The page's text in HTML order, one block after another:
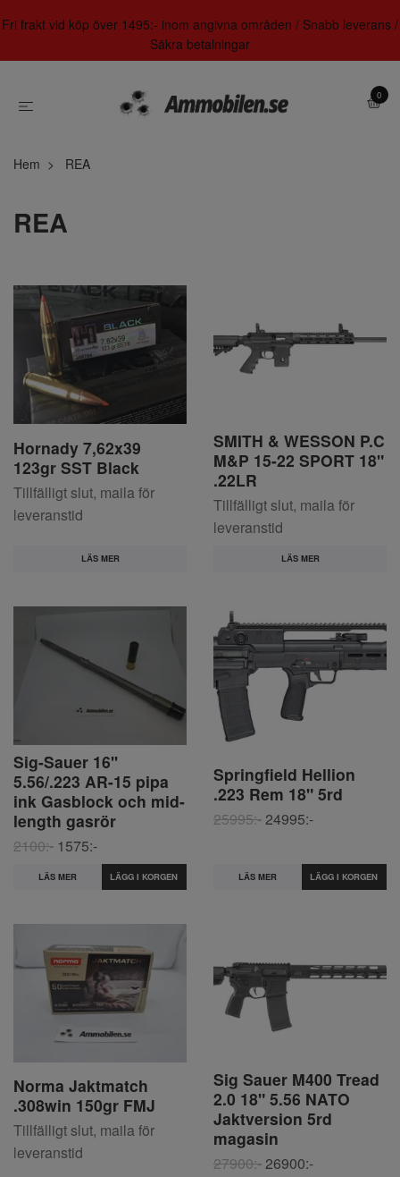
Fri frakt vid köp över 1495:- inom angivna områden / Snabb leverans /
Säkra betalningar
0
Hem REA
REA
Hornady 7,62x39
123gr SST Black
Tillfälligt slut, maila för
leveranstid
LÄS MER
SMITH & WESSON P.C
M&P 15-22 SPORT 18"
.22LR
Tillfälligt slut, maila för
leveranstid
LÄS MER
Sig-Sauer 16''
5.56/.223 AR-15 pipa
ink Gasblock och mid-
length gasrör
2100:- 1575:-
LÄS MER
Springfield Hellion
.223 Rem 18" 5rd
25995:-24995:-
LÄS MER
Norma Jaktmatch
.308win 150gr FMJ
Tillfälligt slut, maila för
leveranstid
Sig Sauer M400 Tread
2.0 18" 5.56 NATO
Jaktversion 5rd
magasin
27900:-26900:-